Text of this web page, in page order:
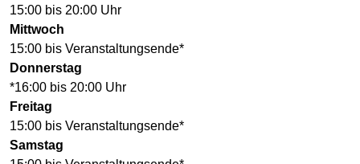
15:00 bis 20:00 Uhr
Mittwoch
15:00 bis Veranstaltungsende*
Donnerstag
*16:00 bis 20:00 Uhr
Freitag
15:00 bis Veranstaltungsende*
Samstag